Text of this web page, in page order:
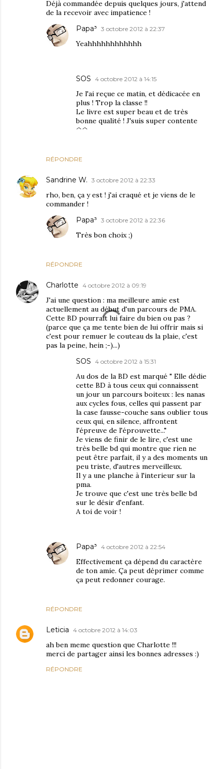
Déjà commandée depuis quelques jours, j'attend
de la recevoir avec impatience !
RÉPONDRE
Papa³ 3 octobre 2012 à 22:37
Yeahhhhhhhhhhhh
SOS 4 octobre 2012 à 14:15
Je l'ai reçue ce matin, et dédicacée en
plus ! Trop la classe !!
Le livre est super beau et de très
bonne qualité ! J'suis super contente
^^
Sandrine W. 3 octobre 2012 à 22:33
rho, ben, ça y est ! j'ai craqué et je viens de le
commander !
RÉPONDRE
Papa³ 3 octobre 2012 à 22:36
Très bon choix ;)
Charlotte 4 octobre 2012 à 09:19
J'ai une question : ma meilleure amie est
actuellement au début d'un parcours de PMA.
Cette BD pourrait lui faire du bien ou pas ?
(parce que ça me tente bien de lui offrir mais si
c'est pour remuer le couteau ds la plaie, c'est
pas la peine, hein ;-)...)
RÉPONDRE
SOS 4 octobre 2012 à 15:31
Au dos de la BD est marqué " Elle dédie
cette BD à tous ceux qui connaissent
un jour un parcours boiteux : les nanas
aux cycles fous, celles qui passent par
la case fausse-couche sans oublier tous
ceux qui, en silence, affrontent
l'épreuve de l'éprouvette..."
Je viens de finir de le lire, c'est une
très belle bd qui montre que rien ne
peut être parfait, il y a des moments un
peu triste, d'autres merveilleux.
Il y a une planche à l'interieur sur la
pma.
Je trouve que c'est une très belle bd
sur le désir d'enfant.
A toi de voir !
Papa³ 4 octobre 2012 à 22:54
Effectivement ça dépend du caractère
de ton amie. Ça peut déprimer comme
ça peut redonner courage.
Leticia 4 octobre 2012 à 14:03
ah ben meme question que Charlotte !!!
merci de partager ainsi les bonnes adresses :)
RÉPONDRE